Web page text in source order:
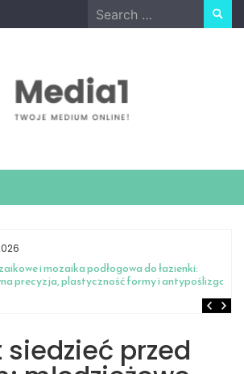
Search
for:
i mozaika podłogowa do łazienki:
precyzja, plastyczność formy i antypoślizgowy
przed